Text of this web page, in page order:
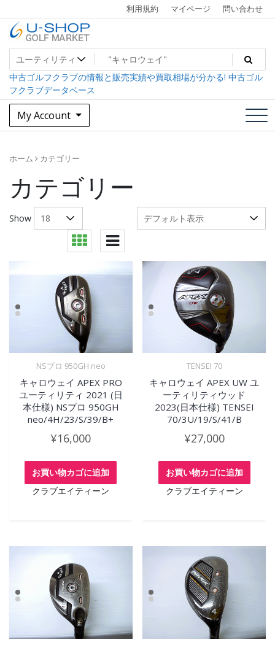
to
content
利用規約 マイページ 問い合わせ
U-SHOP Golf Market dev
中古ゴルフクラブ最大級！U-SHOPゴルフマーケット
中古ゴルフクラブの情報と販売実績や買取相場が分かる! 中古ゴル
フクラブデータベース
My Account
ホーム カテゴリー
カテゴリー
Show
NSプロ 950GH neo
キャロウェイ APEX PRO
ユーティリティ 2021 (日
本仕様) NSプロ 950GH
neo/4H/23/S/39/B+
¥16,000
お買い物カゴに追加
クラブエイティーン
TENSEI 70
キャロウェイ APEX UW ユ
ーティリティウッド
2023(日本仕様) TENSEI
70/3U/19/S/41/B
¥27,000
お買い物カゴに追加
クラブエイティーン